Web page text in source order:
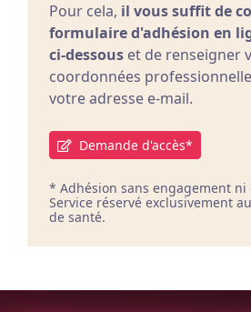
Pour cela, il vous suffit de
formulaire d'adhésion en
ci-dessous et de renseigner
coordonnées
votre adresse e-mail.
Demande d'accès*
* Adhésion sans engagement
Service réservé exclusivement
de santé.